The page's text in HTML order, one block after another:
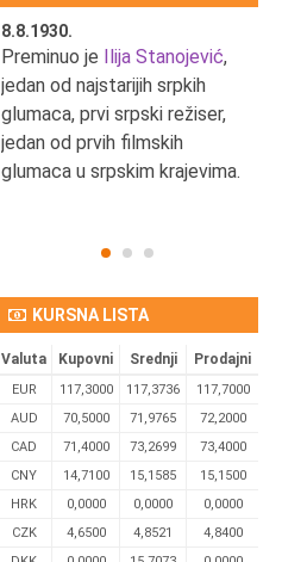
8.8.1930.
Preminuo je Ilija Stanojević,
jedan od najstarijih srpkih
glumaca, prvi srpski režiser,
jedan od prvih filmskih
glumaca u srpskim krajevima.
KURSNA LISTA
Valuta Kupovni Srednji Prodajni
EUR 117,3000 117,3736
117,7000
AUD
70,5000 71,9765
72,2000
CAD
71,4000 73,2699
73,4000
CNY
14,7100 15,1585
15,1500
HRK
0,0000 0,0000
0,0000
CZK
4,6500 4,8521
4,8400